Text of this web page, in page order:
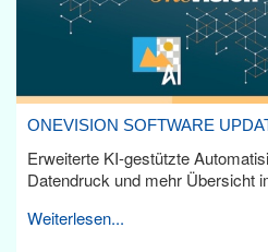
ONEVISION SOFTWARE
Erweiterte KI-gestützte
Datendruck und mehr Übersicht
Weiterlesen...